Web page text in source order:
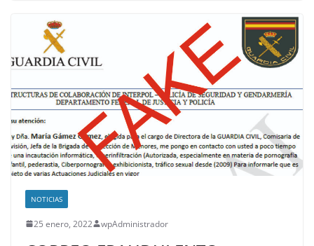
NOTICIAS
25 enero, 2022 wpAdministrador